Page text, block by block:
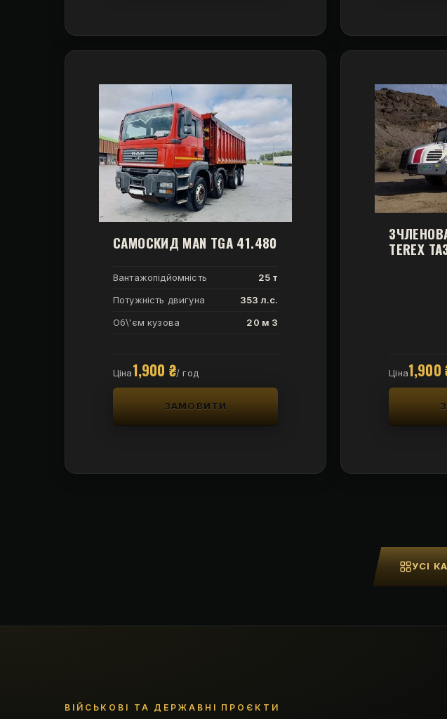
САМОСКИД MAN TGA 41.480
Вантажопідйомність
25 т
Потужність двигуна
353 л.с.
Об\'єм кузова
20 м 3
Ціна1,900 ₴/ год
ЗАМОВИТИ
TEREX
Ціна1,900
УСІ
ВІЙСЬКОВІ ТА ДЕРЖАВНІ ПРОЄКТИ